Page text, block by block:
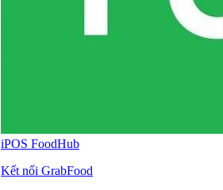
iPOS FoodHub
Kết nối GrabFood